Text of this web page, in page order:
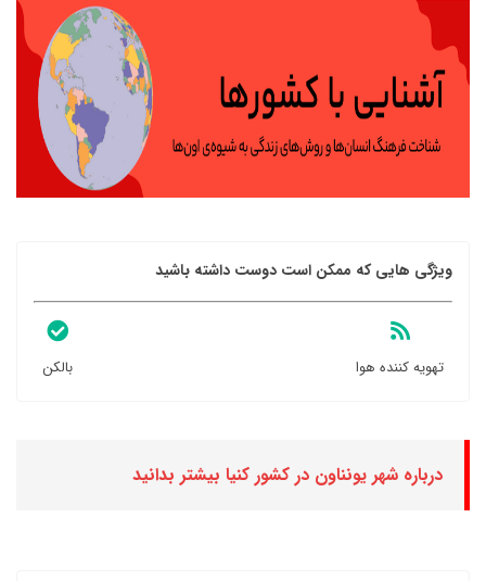
ویژگی هایی که ممکن است دوست داشته باشید
تهویه کننده هوا بالکن
درباره شهر یونناون در کشور کنیا بیشتر بدانید